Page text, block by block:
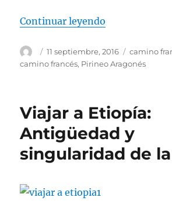
Continuar leyendo
Autor
Publicado
el
11 septiembre, 2016 Categorías
camino
camino francés, Pirineo Aragonés
Viajar a Etiopía:
Antigüedad y
singularidad de